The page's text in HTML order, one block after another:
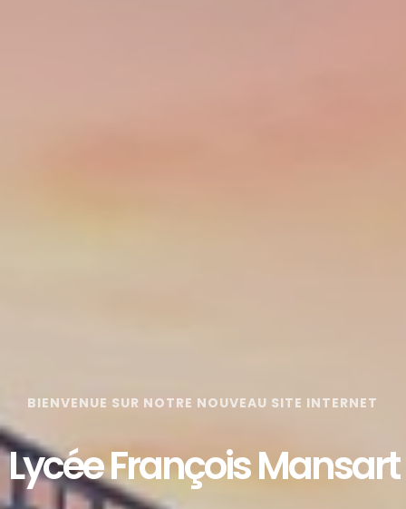
BIENVENUE SUR NOTRE NOUVEAU SITE INTERNET
Lycée François Mansart